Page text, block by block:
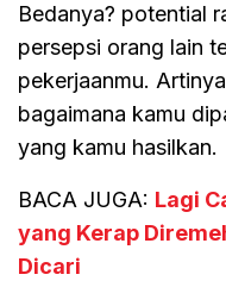
Bedanya? potential
persepsi orang lain
pekerjaanmu.
bagaimana kamu
yang kamu hasilkan.
BACA JUGA: Lagi
yang Kerap
Dicari